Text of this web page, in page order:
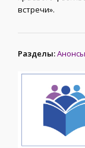
встречи».
Разделы: